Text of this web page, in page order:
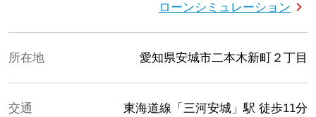
ローンシミュレーション
所在地 愛知県安城市二本木新町２丁目
交通 東海道線「三河安城」駅 徒歩11分